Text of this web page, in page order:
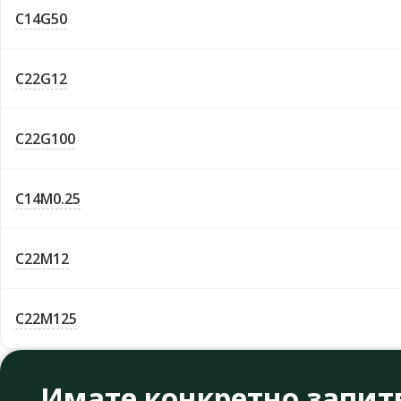
C14G50
C22G12
C22G100
C14M0.25
C22M12
C22M125